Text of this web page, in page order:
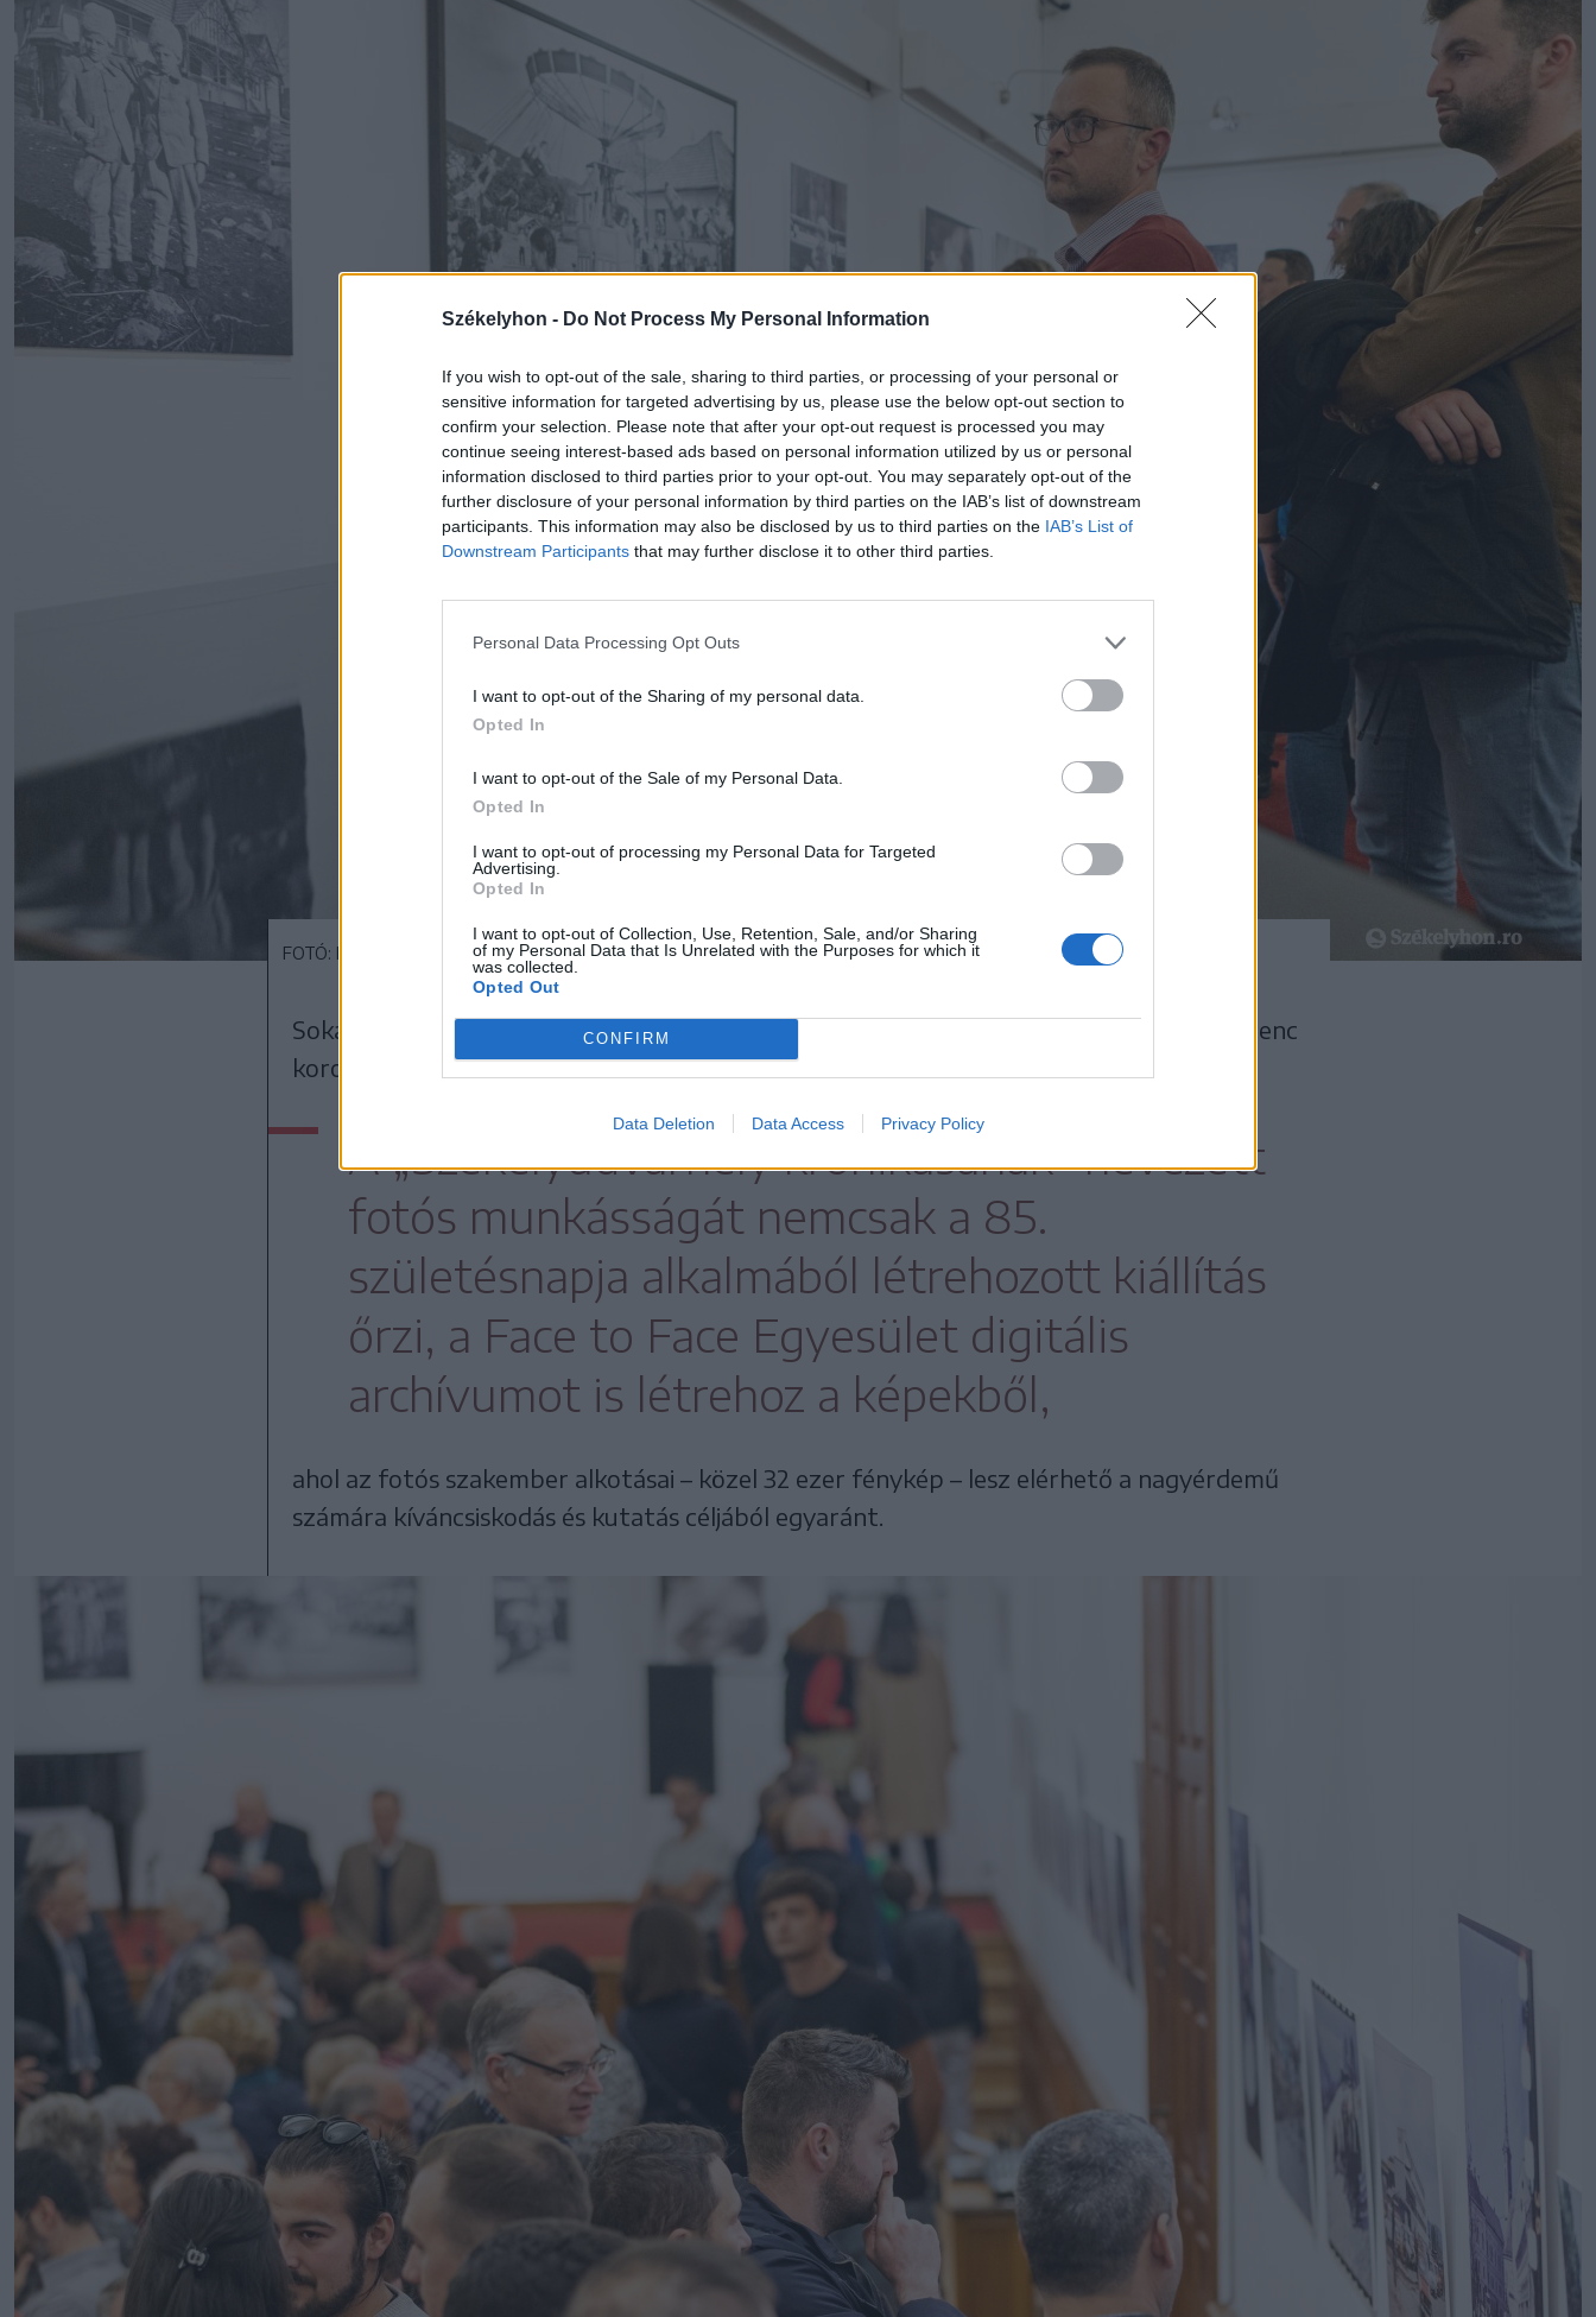
Székelyhon - Do Not Process My Personal Information
If you wish to opt-out of the sale, sharing to third parties, or processing of your personal or
sensitive information for targeted advertising by us, please use the below opt-out section to
confirm your selection. Please note that after your opt-out request is processed you may
continue seeing interest-based ads based on personal information utilized by us or personal
information disclosed to third parties prior to your opt-out. You may separately opt-out of the
further disclosure of your personal information by third parties on the IAB’s list of downstream
participants. This information may also be disclosed by us to third parties on the IAB’s List of
Downstream Participants that may further disclose it to other third parties.
Personal Data Processing Opt Outs
I want to opt-out of the Sharing of my personal data.
Opted In
I want to opt-out of the Sale of my Personal Data.
Opted In
I want to opt-out of processing my Personal Data for Targeted
Advertising.
Opted In
I want to opt-out of Collection, Use, Retention, Sale, and/or Sharing
of my Personal Data that Is Unrelated with the Purposes for which it
was collected.
Opted Out
CONFIRM
Data Deletion Data Access Privacy Policy
FOTÓ: ERDÉLY BÁLINT ELŐD
Sokan begyűltek a művelődési ház koncerttermébe csütörtök délután, ahol Balázs Ferenc
korondi születésű, székelyudvarhelyi dokumentarista fotós kiállítását nyitották meg.
A „Székelyudvarhely krónikásának” nevezett
fotós munkásságát nemcsak a 85.
születésnapja alkalmából létrehozott kiállítás
őrzi, a Face to Face Egyesület digitális
archívumot is létrehoz a képekből,
ahol az fotós szakember alkotásai – közel 32 ezer fénykép – lesz elérhető a nagyérdemű
számára kíváncsiskodás és kutatás céljából egyaránt.